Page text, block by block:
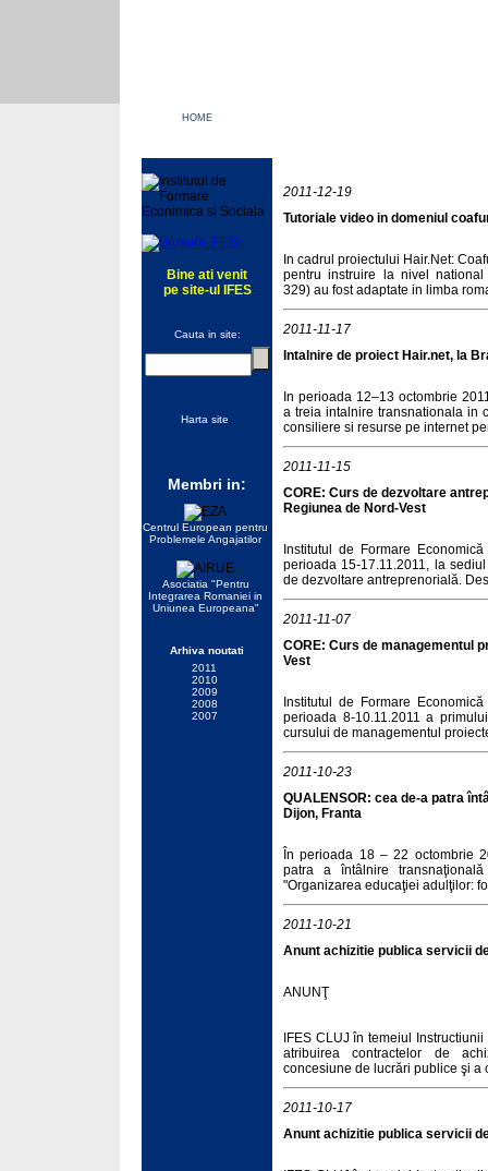
HOME
Bine ati venit
pe site-ul IFES
Cauta in site:
Harta site
Membri in:
Centrul European pentru
Problemele Angajatilor
Asociatia "Pentru
Integrarea Romaniei in
Uniunea Europeana"
Arhiva noutati
2011
2010
2009
2008
2007
2011-12-19
Tutoriale video in domeniul
In cadrul proiectului Hair.Net:
pentru instruire la nivel national
329) au fost adaptate in limba
2011-11-17
Intalnire de proiect Hair.net, la
In perioada 12–13 octombrie
a treia intalnire transnationala in
consiliere si resurse pe internet
2011-11-15
CORE: Curs de dezvoltare
Regiunea de Nord-Vest
Institutul de Formare
perioada 15-17.11.2011, la
de dezvoltare antreprenorială.
2011-11-07
CORE: Curs de managementul
Vest
Institutul de Formare
perioada 8-10.11.2011 a
cursului de managementul
2011-10-23
QUALENSOR: cea de-a patra
Dijon, Franta
În perioada 18 – 22 octombrie
patra a întâlnire
"Organizarea educaţiei adulţilor:
2011-10-21
Anunt achizitie publica servicii
ANUNŢ
IFES CLUJ în temeiul
atribuirea contractelor de
concesiune de lucrări publice şi a
2011-10-17
Anunt achizitie publica servicii